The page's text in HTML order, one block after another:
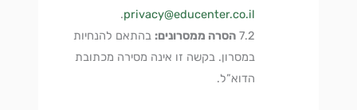
privacy@educenter.co.il
.
הסרה ממסרונים: בהתאם להנחיות
במסרון. בקשה זו אינה מסירה מכתובת
הדוא”ל.